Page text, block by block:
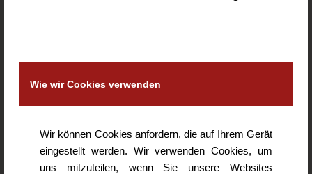
Wie wir Cookies verwenden
Wir können Cookies anfordern, die auf Ihrem Gerät
eingestellt werden. Wir verwenden Cookies, um
uns mitzuteilen, wenn Sie unsere Websites
Nachricht